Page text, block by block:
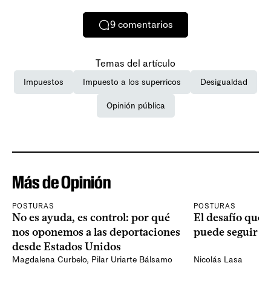
9 comentarios
Temas del artículo
Impuestos Impuesto a los superricos Desigualdad
Opinión pública
Más de Opinión
POSTURAS
No es ayuda, es control: por qué
nos oponemos a las deportaciones
desde Estados Unidos
Magdalena Curbelo, Pilar Uriarte Bálsamo
POSTURAS
El desafío que
puede seguir
Nicolás Lasa